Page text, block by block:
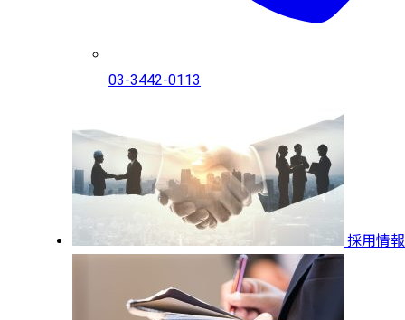
03-3442-0113
採用情報